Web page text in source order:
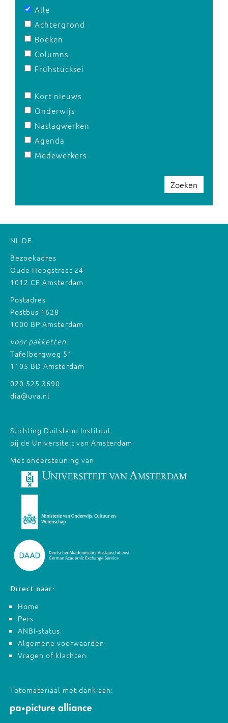
Alle
Achtergrond
Boeken
Columns
Frühstücksei
Kort nieuws
Onderwijs
Naslagwerken
Agenda
Medewerkers
Zoeken
NL DE
Bezoekadres
Oude Hoogstraat 24
1012 CE Amsterdam
Postadres
Postbus 1628
1000 BP Amsterdam
voor pakketten:
Tafelbergweg 51
1105 BD Amsterdam
020 525 3690
dia@uva.nl
Stichting Duitsland Instituut
bij de Universiteit van Amsterdam
Met ondersteuning van
Direct naar:
Home
Pers
ANBI-status
Algemene voorwaarden
Vragen of klachten
Fotomateriaal met dank aan: